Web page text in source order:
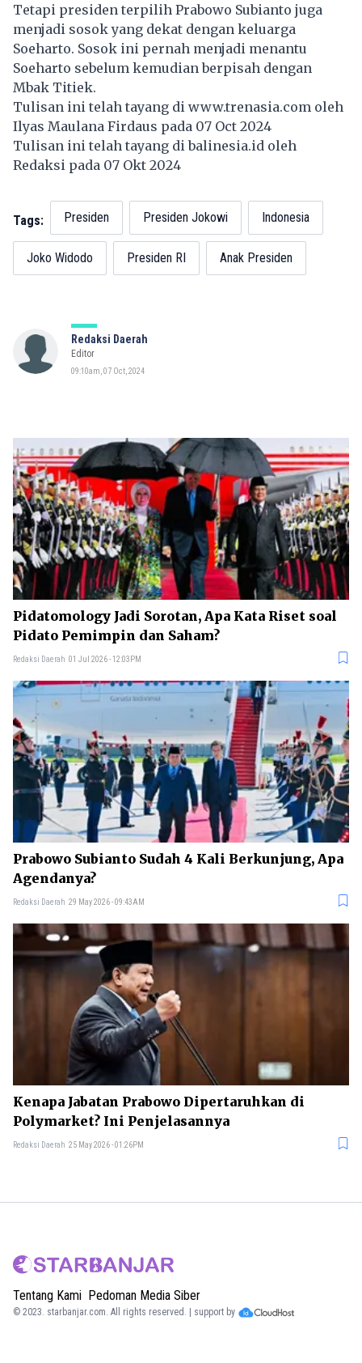
Tetapi presiden terpilih Prabowo Subianto juga
menjadi sosok yang dekat dengan keluarga
Soeharto. Sosok ini pernah menjadi menantu
Soeharto sebelum kemudian berpisah dengan
Mbak Titiek.
Tulisan ini telah tayang di www.trenasia.com oleh
Ilyas Maulana Firdaus pada 07 Oct 2024
Tulisan ini telah tayang dibalinesia.id oleh
Redaksi pada 07 Okt 2024
Tags: Presiden Presiden Jokowi Indonesia
Joko Widodo Presiden RI Anak Presiden
Redaksi Daerah
Editor
09:10am, 07 Oct, 2024
Pidatomology Jadi Sorotan, Apa Kata Riset soal
Pidato Pemimpin dan Saham?
Redaksi Daerah 01 Jul 2026 - 12:03PM
Prabowo Subianto Sudah 4 Kali Berkunjung, Apa
Agendanya?
Redaksi Daerah 29 May 2026 - 09:43AM
Kenapa Jabatan Prabowo Dipertaruhkan di
Polymarket? Ini Penjelasannya
Redaksi Daerah 25 May 2026 - 01:26PM
Tentang Kami Pedoman Media Siber
© 2023. starbanjar.com. All rights reserved. | support by